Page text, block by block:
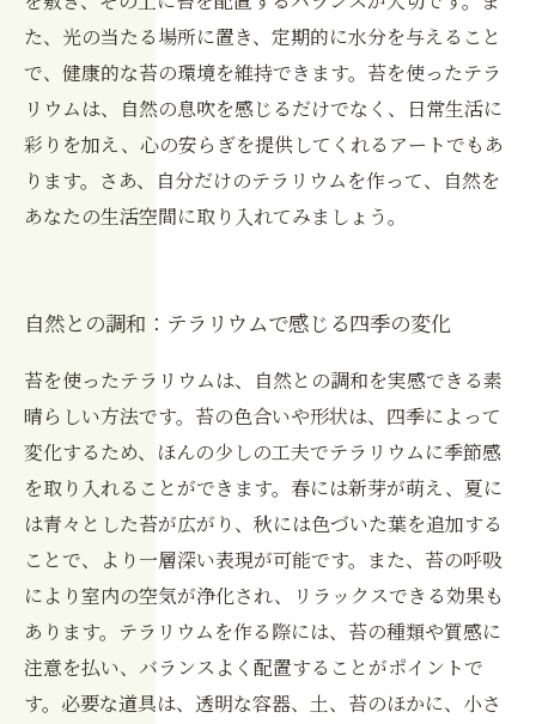
た、光の当たる場所に置き、定期的に水分を与えること
で、健康的な苔の環境を維持できます。苔を使ったテラ
リウムは、自然の息吹を感じるだけでなく、日常生活に
彩りを加え、心の安らぎを提供してくれるアートでもあ
ります。さあ、自分だけのテラリウムを作って、自然を
あなたの生活空間に取り入れてみましょう。
自然との調和：テラリウムで感じる四季の変化
苔を使ったテラリウムは、自然との調和を実感できる素
晴らしい方法です。苔の色合いや形状は、四季によって
変化するため、ほんの少しの工夫でテラリウムに季節感
を取り入れることができます。春には新芽が萌え、夏に
は青々とした苔が広がり、秋には色づいた葉を追加する
ことで、より一層深い表現が可能です。また、苔の呼吸
により室内の空気が浄化され、リラックスできる効果も
あります。テラリウムを作る際には、苔の種類や質感に
注意を払い、バランスよく配置することがポイントで
す。必要な道具は、透明な容器、土、苔のほかに、小さ